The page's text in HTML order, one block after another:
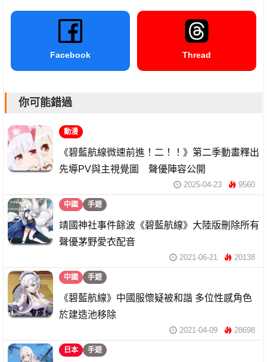
Facebook Thread
你可能錯過
動漫
《碧藍航線微速前進！二！！》第二季動畫釋出
先導PV與主視覺圖 聲優陣容公開
2025-04-23 9560
中國 手遊
靖國神社事件餘波《碧藍航線》大陸版刪除所有
聲優茅野愛衣配音
2021-06-21 20138
中國 手遊
《碧藍航線》中國服懷疑被和諧 多位性感角色
於建造池移除
2021-04-09 28698
日本 手遊